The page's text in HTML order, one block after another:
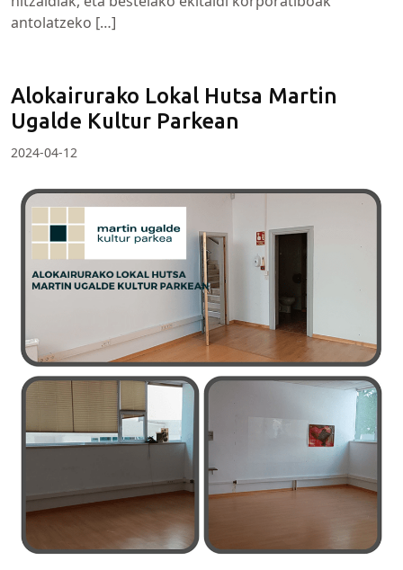
antolatzeko […]
Alokairurako Lokal Hutsa Martin
Ugalde Kultur Parkean
2024-04-12